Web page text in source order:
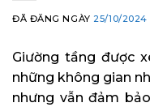
ĐÃ ĐĂNG NGÀY25/10/2024
Giường tầng được
những không gian
nhưng vẫn đảm